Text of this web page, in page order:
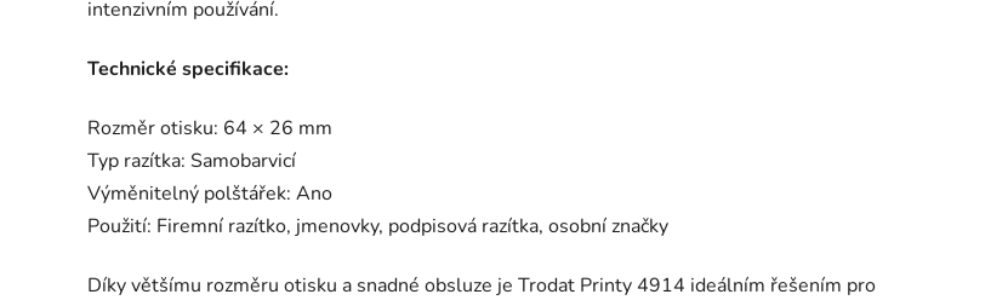
intenzivním používání.
Technické specifikace:
Rozměr otisku: 64 × 26 mm
Typ razítka: Samobarvicí
Výměnitelný polštářek: Ano
Použití: Firemní razítko, jmenovky, podpisová razítka, osobní značky
Díky většímu rozměru otisku a snadné obsluze je Trodat Printy 4914 ideálním řešením pro